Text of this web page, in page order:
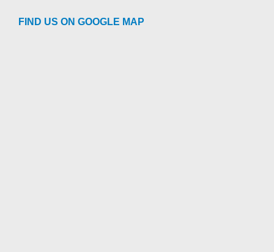
FIND US ON GOOGLE MAP